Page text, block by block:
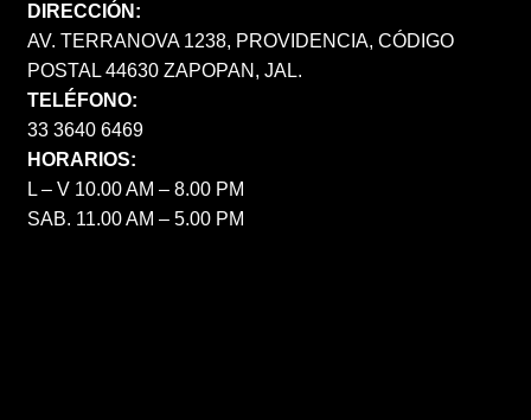
DIRECCIÓN:
AV. TERRANOVA 1238, PROVIDENCIA, CÓDIGO
POSTAL 44630 ZAPOPAN, JAL.
TELÉFONO:
33 3640 6469
HORARIOS:
L – V 10.00 AM – 8.00 PM
SAB. 11.00 AM – 5.00 PM